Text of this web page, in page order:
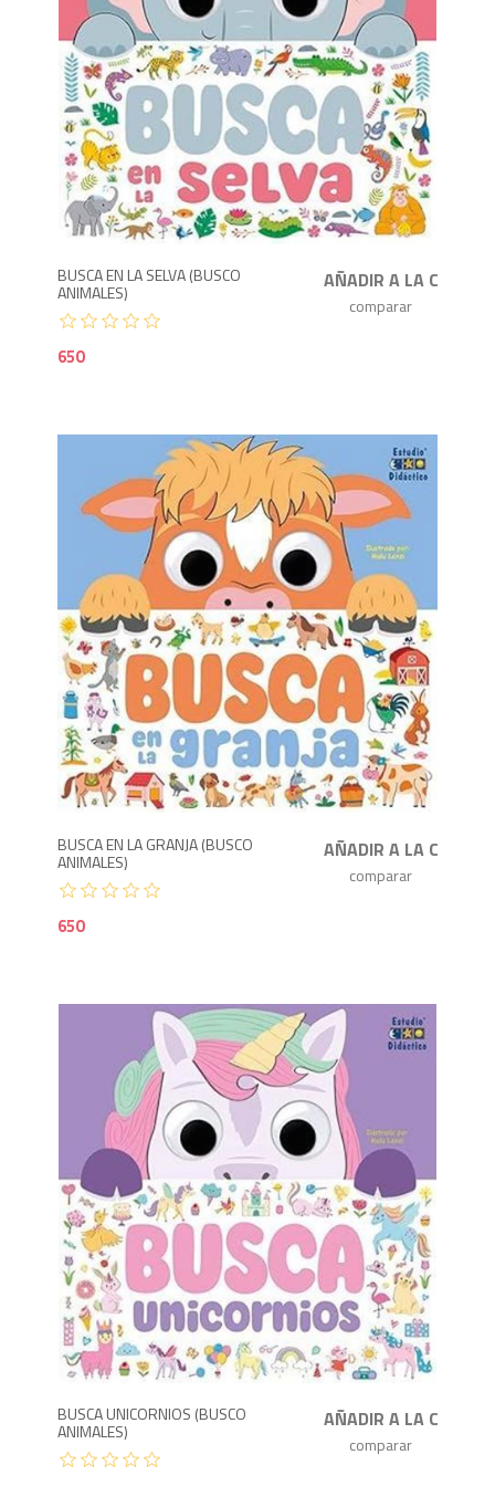
BUSCA EN LA SELVA (BUSCO
ANIMALES)
650
BUSCA EN LA GRANJA (BUSCO
ANIMALES)
650
BUSCA UNICORNIOS (BUSCO
ANIMALES)